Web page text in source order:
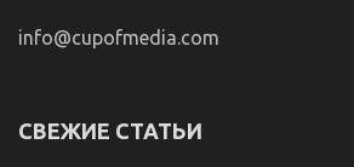
info@cupofmedia.com
СВЕЖИЕ СТАТЬИ